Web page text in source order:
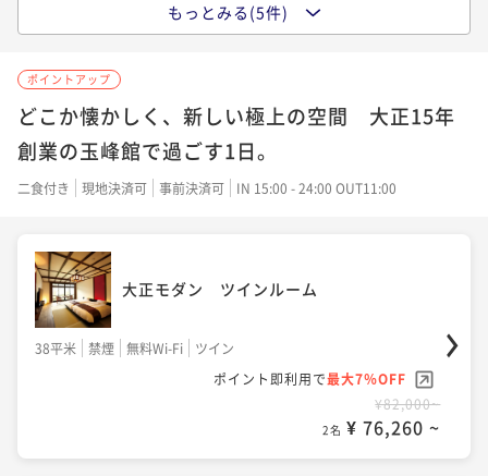
56平米 禁煙 無料Wi-Fi
ツイン
ポイント即利用で
2名 ¥ 72,160 ~
露天風呂付き離れ 洋室(定員2名)
¥98,000~
¥ 86,240 ~
41平米 禁煙 無料Wi-Fi
ツイン
ポイント即利用で
2名 ¥ 75,330 ~
大正モダン ツインルーム
38平米 禁煙 無料Wi-Fi
ツイン
ポイント即利用で最大7％OFF
¥81,000~
2名 ¥ 75,330 ~
もっとみる(5件)
ポイントアップ
どこか懐かしく、新しい極上の空間 大正15年
創業の玉峰館で過ごす1日。
二食付き 現地決済可 事前決済可 IN 15:00 - 24:00 OUT11:00
大正モダン ツインルーム
38平米 禁煙 無料Wi-Fi
ツイン
ポイント即利用で最大7％OFF
¥82,000~
2名 ¥ 76,260 ~